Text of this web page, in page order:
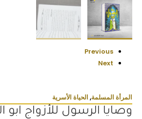
Previous
Next
المرأة المسلمة, الحياة الأسرية
وصايا الرسول للأزواج